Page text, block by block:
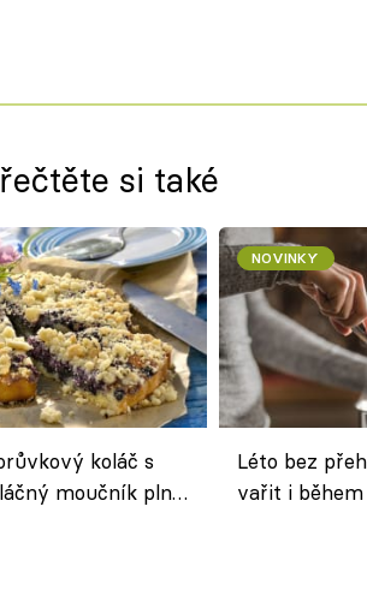
si také
koláč s
moučník plný
NOVINKY
Léto bez
vařit i